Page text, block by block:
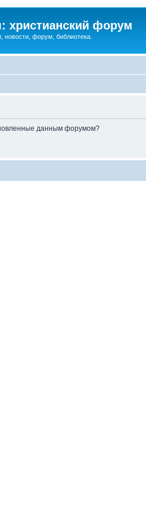
христианский форум
новости, форум, библиотека.
данным форумом?